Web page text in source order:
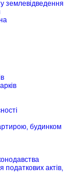
землевідведення
будинком
податкових актів,